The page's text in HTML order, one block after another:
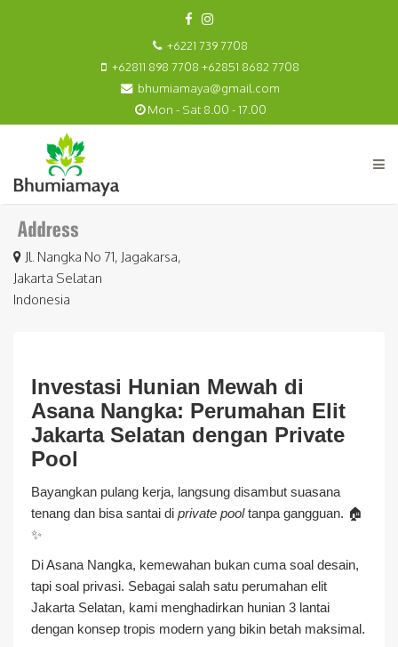
+6221 739 7708
+62811 898 7708 +62851 8682 7708
bhumiamaya@gmail.com
Mon - Sat 8.00 - 17.00
Jl. Nangka No 71, Jagakarsa,
Jakarta Selatan
Indonesia
Investasi Hunian Mewah di
Asana Nangka: Perumahan Elit
Jakarta Selatan dengan Private
Pool
Bayangkan pulang kerja, langsung disambut suasana
tenang dan bisa santai di private pooltanpa gangguan. 🏠
✨
Di Asana Nangka, kemewahan bukan cuma soal desain,
tapi soal privasi. Sebagai salah satu perumahan elit
Jakarta Selatan, kami menghadirkan hunian 3 lantai
dengan konsep tropis modern yang bikin betah maksimal.